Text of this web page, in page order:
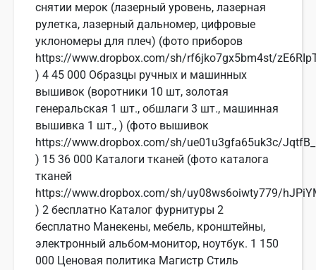
снятии мерок (лазерный уровень, лазерная
рулетка, лазерный дальномер, цифровые
уклономеры для плеч) (фото приборов
https://www.dropbox.com/sh/rf6jko7gx5bm4st/
) 4 45 000 Образцы ручных и машинных
вышивок (воротники 10 шт, золотая
генеральская 1 шт., обшлаги 3 шт., машинная
вышивка 1 шт., ) (фото вышивок
https://www.dropbox.com/sh/ue01u3gfa65uk3c/
) 15 36 000 Каталоги тканей (фото каталога
тканей
https://www.dropbox.com/sh/uy08ws6oiwty779/
) 2 бесплатно Каталог фурнитуры 2
бесплатно Манекены, мебель, кронштейны,
электронный альбом-монитор, ноутбук. 1 150
000 Ценовая политика Магистр Стиль